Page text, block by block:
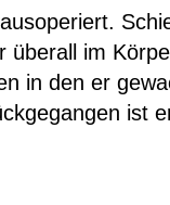
überall im
in den er
ist